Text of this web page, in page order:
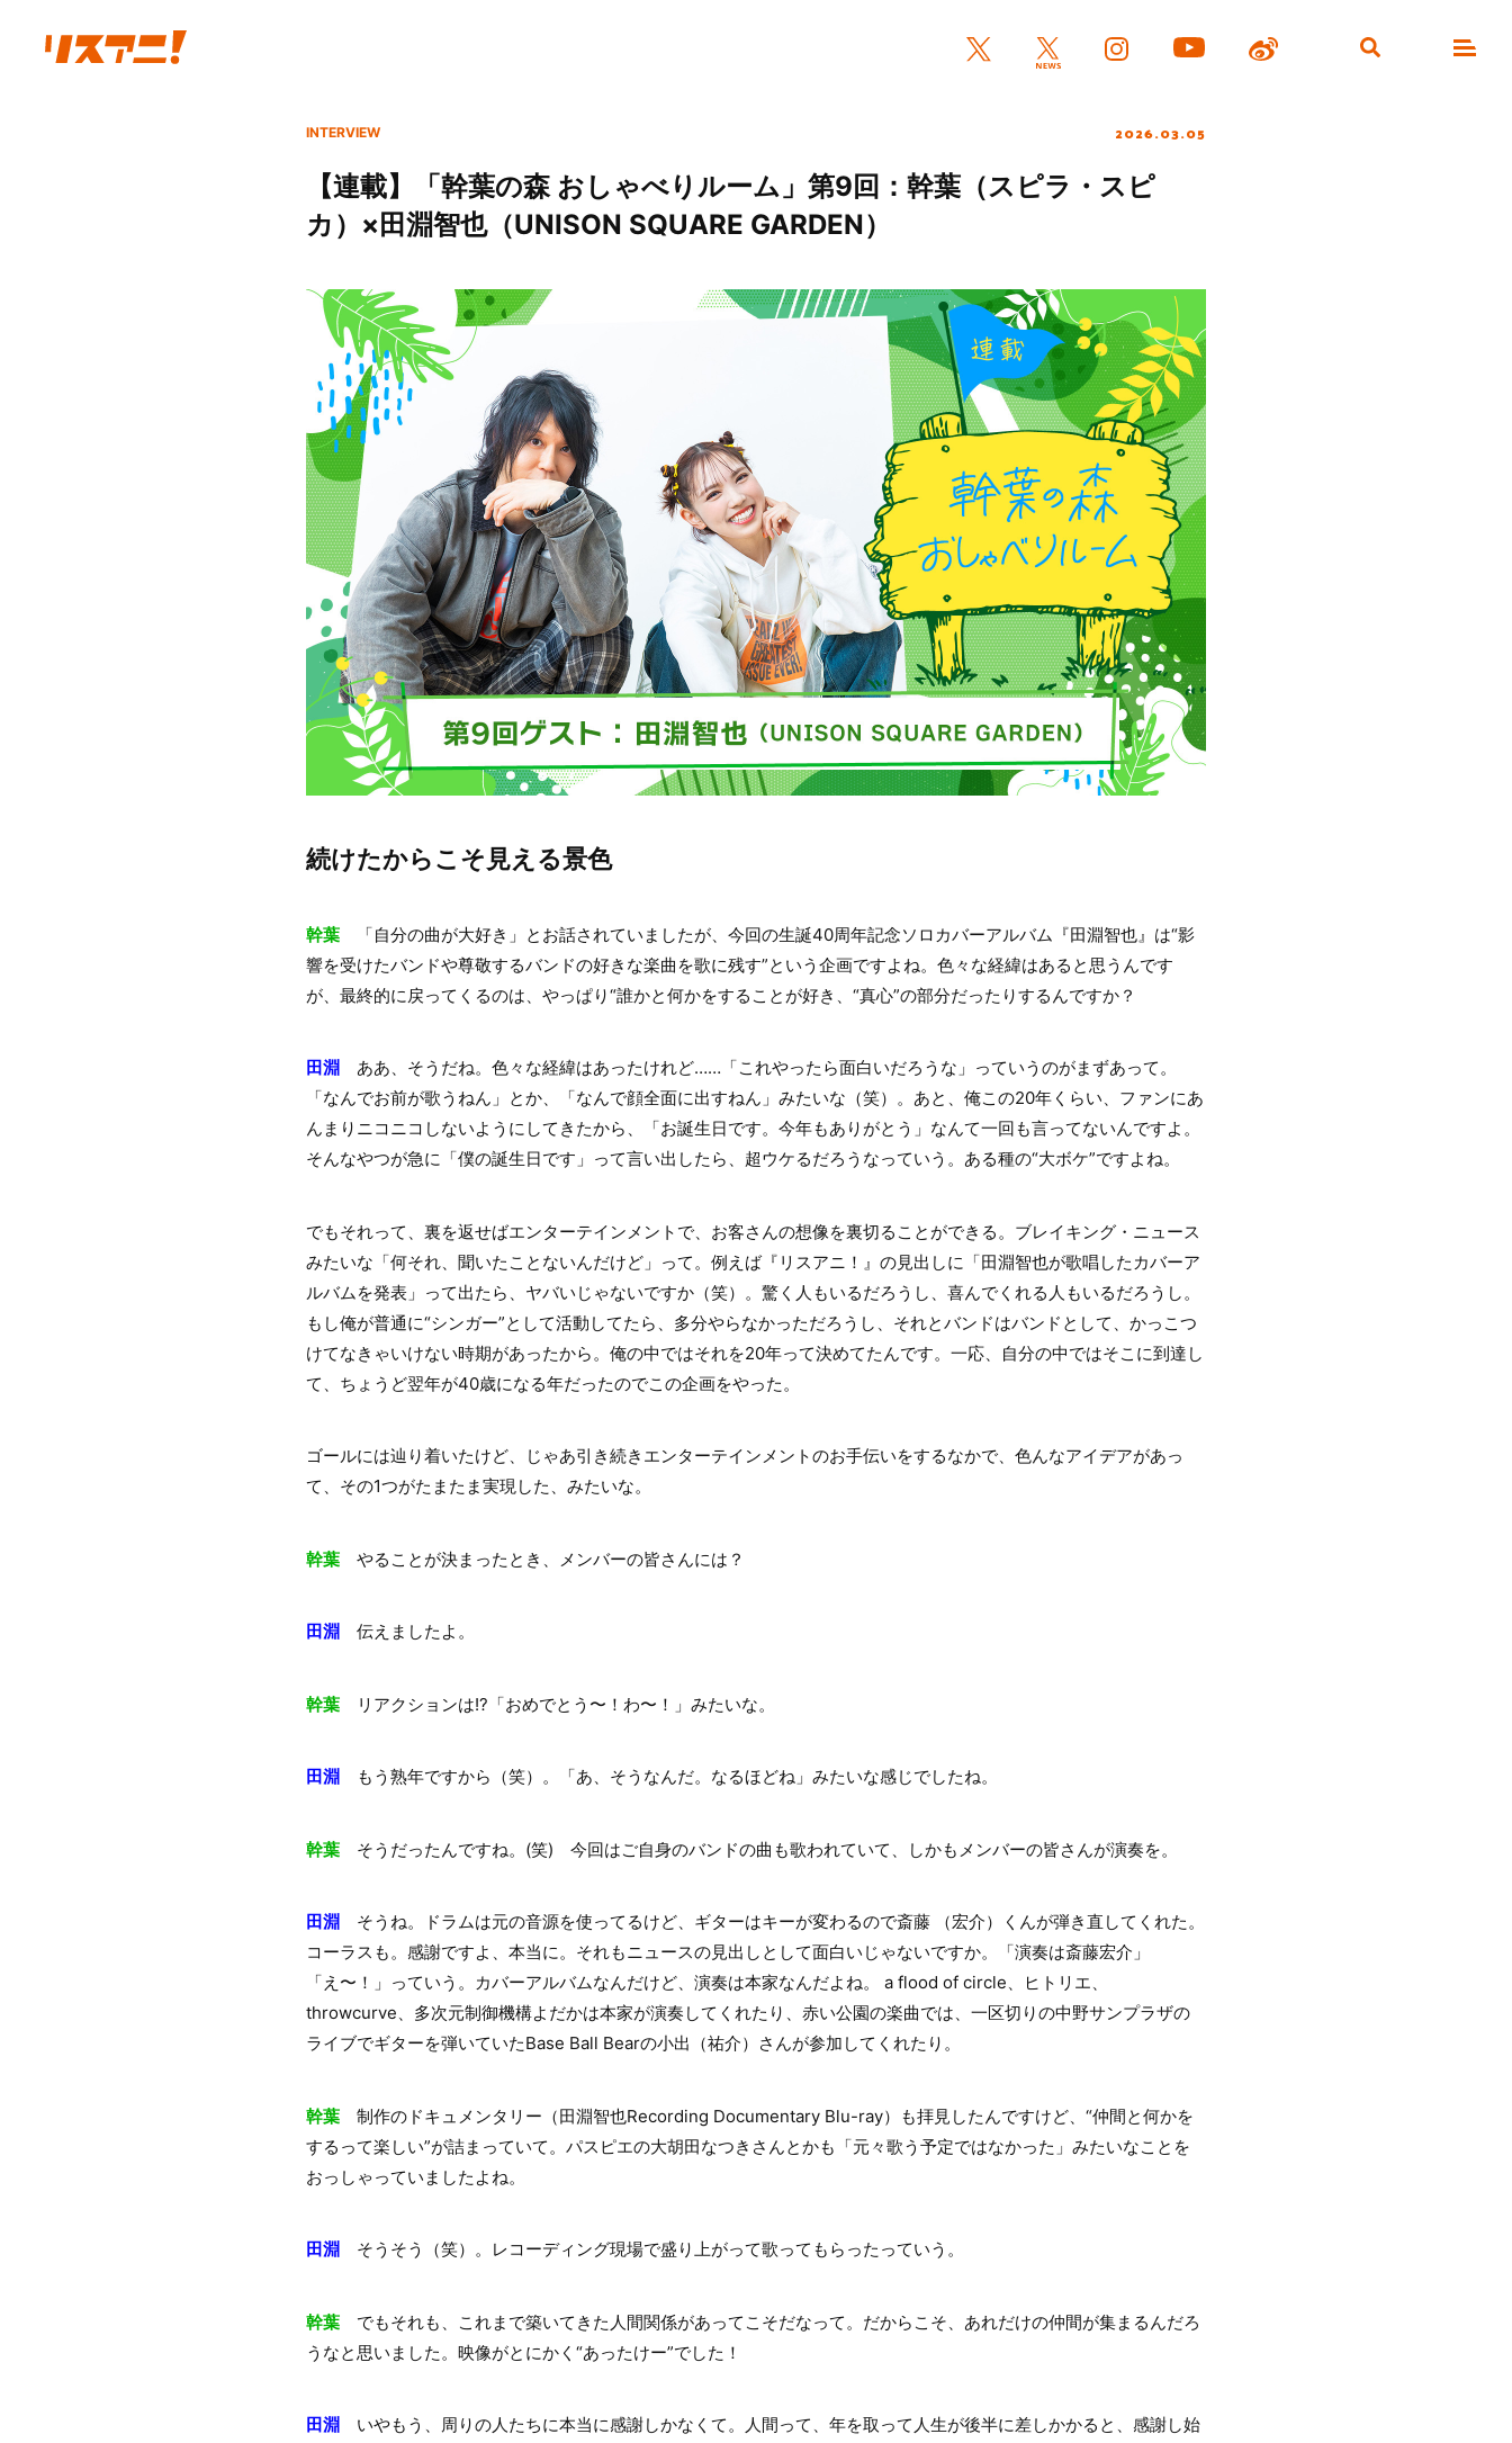
INTERVIEW 2026.03.05
【連載】「幹葉の森 おしゃべりルーム」第9回：幹葉（スピラ・スピ
カ）×田淵智也（UNISON SQUARE GARDEN）
続けたからこそ見える景色
幹葉 「自分の曲が大好き」とお話されていましたが、今回の生誕40周年記念ソロカバーアルバム『田淵智也』は“影
響を受けたバンドや尊敬するバンドの好きな楽曲を歌に残す”という企画ですよね。色々な経緯はあると思うんです
が、最終的に戻ってくるのは、やっぱり“誰かと何かをすることが好き、“真心”の部分だったりするんですか？
田淵 ああ、そうだね。色々な経緯はあったけれど……「これやったら面白いだろうな」っていうのがまずあって。
「なんでお前が歌うねん」とか、「なんで顔全面に出すねん」みたいな（笑）。あと、俺この20年くらい、ファンにあ
んまりニコニコしないようにしてきたから、「お誕生日です。今年もありがとう」なんて一回も言ってないんですよ。
そんなやつが急に「僕の誕生日です」って言い出したら、超ウケるだろうなっていう。ある種の“大ボケ”ですよね。
でもそれって、裏を返せばエンターテインメントで、お客さんの想像を裏切ることができる。ブレイキング・ニュース
みたいな「何それ、聞いたことないんだけど」って。例えば『リスアニ！』の見出しに「田淵智也が歌唱したカバーア
ルバムを発表」って出たら、ヤバいじゃないですか（笑）。驚く人もいるだろうし、喜んでくれる人もいるだろうし。
もし俺が普通に“シンガー”として活動してたら、多分やらなかっただろうし、それとバンドはバンドとして、かっこつ
けてなきゃいけない時期があったから。俺の中ではそれを20年って決めてたんです。一応、自分の中ではそこに到達し
て、ちょうど翌年が40歳になる年だったのでこの企画をやった。
ゴールには辿り着いたけど、じゃあ引き続きエンターテインメントのお手伝いをするなかで、色んなアイデアがあっ
て、その1つがたまたま実現した、みたいな。
幹葉 やることが決まったとき、メンバーの皆さんには？
田淵 伝えましたよ。
幹葉 リアクションは!?「おめでとう〜！わ〜！」みたいな。
田淵 もう熟年ですから（笑）。「あ、そうなんだ。なるほどね」みたいな感じでしたね。
幹葉 そうだったんですね。(笑) 今回はご自身のバンドの曲も歌われていて、しかもメンバーの皆さんが演奏を。
田淵 そうね。ドラムは元の音源を使ってるけど、ギターはキーが変わるので斎藤 （宏介）くんが弾き直してくれた。
コーラスも。感謝ですよ、本当に。それもニュースの見出しとして面白いじゃないですか。「演奏は斎藤宏介」
「え〜！」っていう。カバーアルバムなんだけど、演奏は本家なんだよね。 a flood of circle、ヒトリエ、
throwcurve、多次元制御機構よだかは本家が演奏してくれたり、赤い公園の楽曲では、一区切りの中野サンプラザの
ライブでギターを弾いていたBase Ball Bearの小出（祐介）さんが参加してくれたり。
幹葉 制作のドキュメンタリー（田淵智也Recording Documentary Blu-ray）も拝見したんですけど、“仲間と何かを
するって楽しい”が詰まっていて。パスピエの大胡田なつきさんとかも「元々歌う予定ではなかった」みたいなことを
おっしゃっていましたよね。
田淵 そうそう（笑）。レコーディング現場で盛り上がって歌ってもらったっていう。
幹葉 でもそれも、これまで築いてきた人間関係があってこそだなって。だからこそ、あれだけの仲間が集まるんだろ
うなと思いました。映像がとにかく“あったけー”でした！
田淵 いやもう、周りの人たちに本当に感謝しかなくて。人間って、年を取って人生が後半に差しかかると、感謝し始